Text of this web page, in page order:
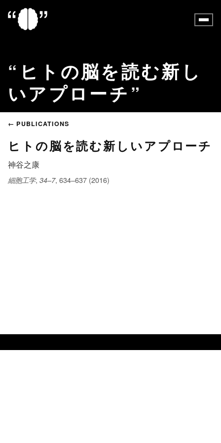
ヒトの脳を読む新し
いアプローチ
← PUBLICATIONS
ヒトの脳を読む新しいアプローチ
神谷之康
細胞工学, 34–7, 634–637 (2016)